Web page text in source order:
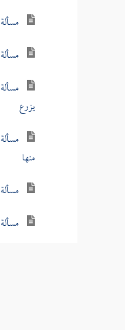
يزرع
منها